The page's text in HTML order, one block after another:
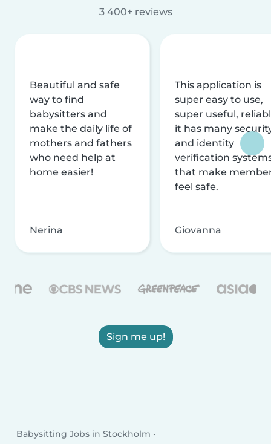
3 400+ reviews
Beautiful and safe
way to find
babysitters and
make the daily life of
mothers and fathers
who need help at
home easier!
Nerina
This application is
super easy to use,
super useful,
it has many
and identity
verification
that make
feel safe.
Giovanna
Sign me up!
Babysitting Jobs in Stockholm